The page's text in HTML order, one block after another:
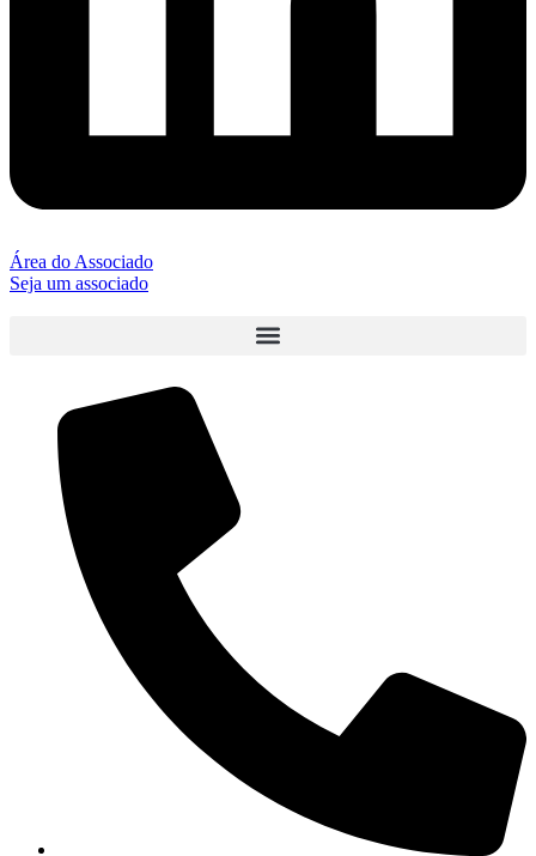
Área do Associado
Seja um associado